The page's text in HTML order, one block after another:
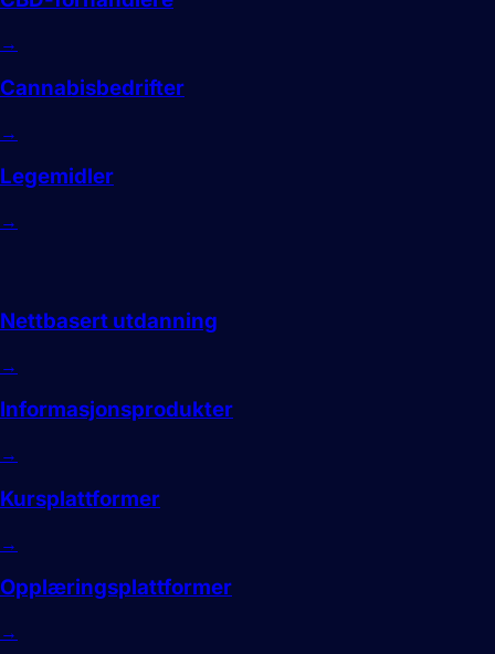
→
Cannabisbedrifter
→
Legemidler
→
Nettbasert utdanning
→
Informasjonsprodukter
→
Kursplattformer
→
Opplæringsplattformer
→